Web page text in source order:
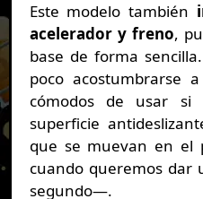
Este modelo también
acelerador y freno,
base de forma
poco acostumbrarse
cómodos de usar si
superficie
que se muevan en el
cuando queremos
segundo—.